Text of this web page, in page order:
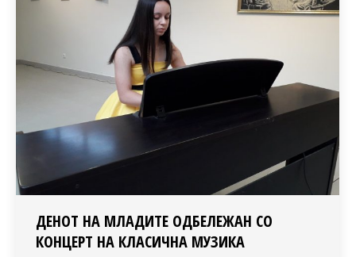
ДЕНОТ НА МЛАДИТЕ ОДБЕЛЕЖАН СО
КОНЦЕРТ НА КЛАСИЧНА МУЗИКА